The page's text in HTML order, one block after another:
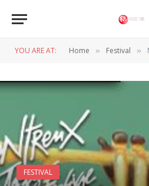
YOU ARE AT: Home » Festival »
FESTIVAL